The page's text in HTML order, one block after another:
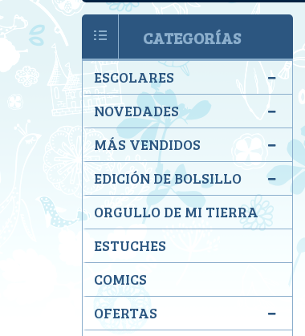
CATEGORÍAS
ESCOLARES
NOVEDADES
MÁS VENDIDOS
EDICIÓN DE BOLSILLO
ORGULLO DE MI TIERRA
ESTUCHES
COMICS
OFERTAS